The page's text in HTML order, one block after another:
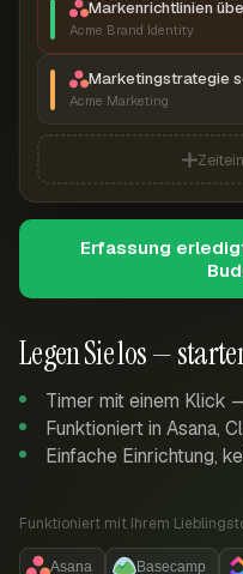
Legen Sie los —
Timer mit einem Klick
Funktioniert in Asana,
Einfache Einrichtung,
Funktioniert mit Ihrem
Asana Basecamp
Markenrichtlinien
Acme Brand Identity
Marketingstrategie
Acme Marketing
Erfassung